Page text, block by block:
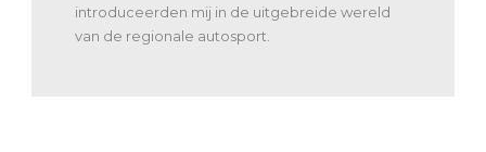
introduceerden mij in de uitgebreide wereld
van de regionale autosport.